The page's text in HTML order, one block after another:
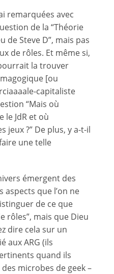
remarquées avec
de la “Théorie
de Steve D”, mais pas
de rôles. Et même si,
la trouver
[ou
capitaliste
“Mais où
le JdR et où
jeux ?” De plus, y a-t-il
une telle
émergent des
aspects que l’on ne
de ce que
rôles”, mais que Dieu
dire cela sur un
aux ARG (ils
quand ils
microbes de geek –